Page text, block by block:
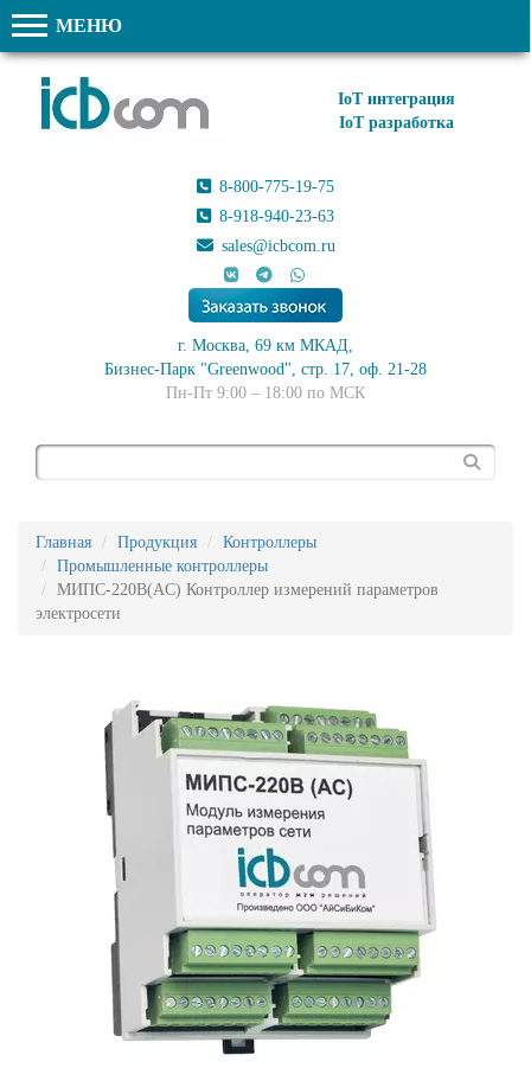
МЕНЮ
IoT интеграция
IoT разработка
8-800-775-19-75
8-918-940-23-63
sales@icbcom.ru
г. Москва, 69 км МКАД,
Бизнес-Парк "Greenwood", стр. 17, оф. 21-28
Пн-Пт 9:00 – 18:00 по МСК
Главная Продукция
Контроллеры
Промышленные контроллеры
МИПС-220В(AC) Контроллер измерений параметров
электросети